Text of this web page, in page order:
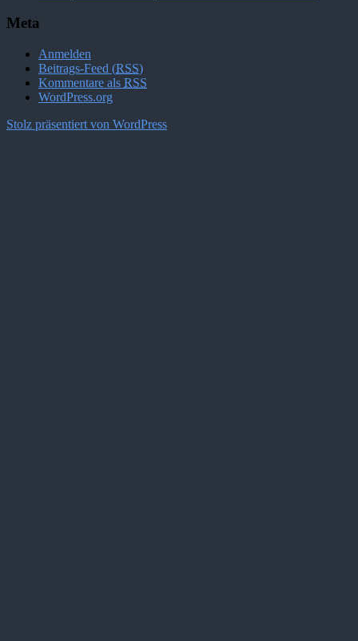
Meta
Anmelden
Beitrags-Feed (RSS)
Kommentare als RSS
WordPress.org
Stolz präsentiert von WordPress